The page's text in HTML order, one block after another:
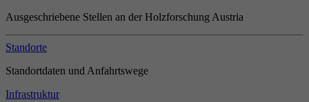
Ausgeschriebene Stellen an der Holzforschung Austria
Standorte
Standortdaten und Anfahrtswege
Infrastruktur